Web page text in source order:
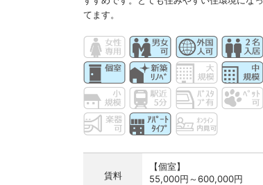
てます。
賃料
【個室】
55,000円～600,000円